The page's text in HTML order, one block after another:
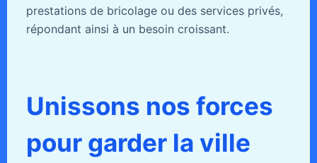
prestations de bricolage ou des services privés,
répondant ainsi à un besoin croissant.
Unissons nos forces
pour garder la ville